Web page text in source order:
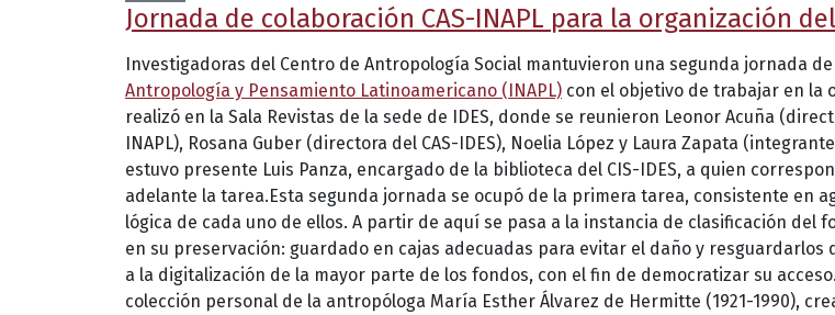
Jornada de colaboración CAS-INAPL para la organización
Investigadoras del Centro de Antropología Social mantuvieron una segunda jornada
Antropología y Pensamiento Latinoamericano (INAPL) con el objetivo de trabajar en la
realizó en la Sala Revistas de la sede de IDES, donde se reunieron Leonor Acuña
INAPL), Rosana Guber (directora del CAS-IDES), Noelia López y Laura Zapata
estuvo presente Luis Panza, encargado de la biblioteca del CIS-IDES, a quien
adelante la tarea.Esta segunda jornada se ocupó de la primera tarea, consistente en
lógica de cada uno de ellos. A partir de aquí se pasa a la instancia de clasificación del
en su preservación: guardado en cajas adecuadas para evitar el daño y
a la digitalización de la mayor parte de los fondos, con el fin de democratizar su acceso.
colección personal de la antropóloga María Esther Álvarez de Hermitte (1921-1990),